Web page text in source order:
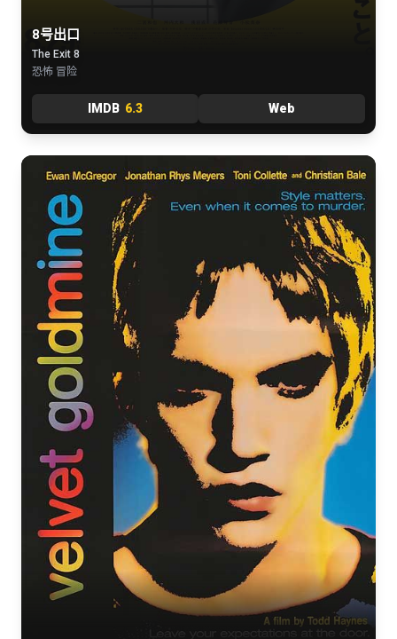
8号出口
The Exit 8
恐怖 冒险
IMDB 6.3 Web